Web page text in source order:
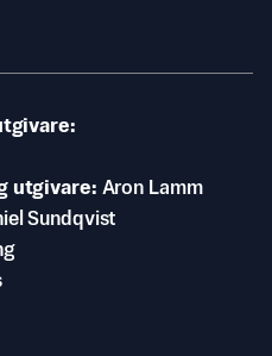
utgivare Aron Lamm
Sundqvist